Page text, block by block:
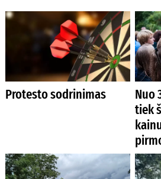
Protesto sodrinimas
Nuo
tiek